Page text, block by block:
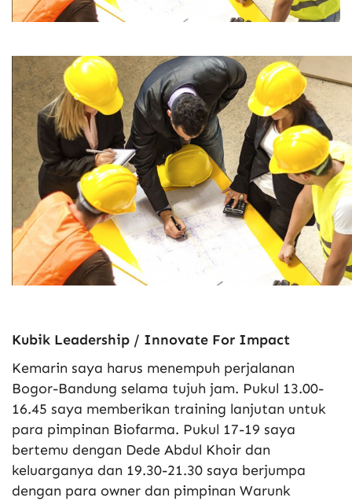
Kubik Leadership / Innovate For Impact
Kemarin saya harus menempuh perjalanan
Bogor-Bandung selama tujuh jam. Pukul 13.00-
16.45 saya memberikan training lanjutan untuk
para pimpinan Biofarma. Pukul 17-19 saya
bertemu dengan Dede Abdul Khoir dan
keluarganya dan 19.30-21.30 saya berjumpa
dengan para owner dan pimpinan Warunk